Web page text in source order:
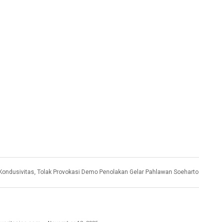
Tolak Provokasi Demo Penolakan Gelar Pahlawan Soeharto